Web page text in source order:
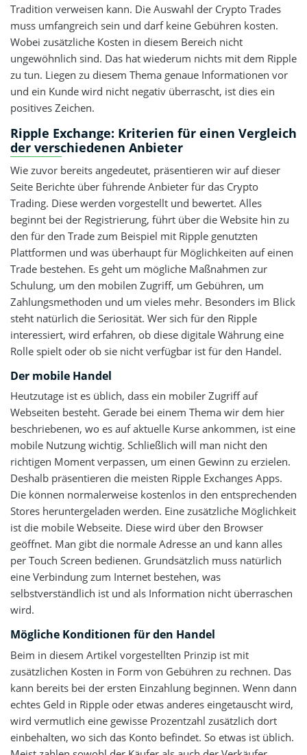
Tradition verweisen kann. Die Auswahl der Crypto Trades
muss umfangreich sein und darf keine Gebühren kosten.
Wobei zusätzliche Kosten in diesem Bereich nicht
ungewöhnlich sind. Das hat wiederum nichts mit dem Ripple
zu tun. Liegen zu diesem Thema genaue Informationen vor
und ein Kunde wird nicht negativ überrascht, ist dies ein
positives Zeichen.
Ripple Exchange: Kriterien für einen Vergleich
der verschiedenen Anbieter
Wie zuvor bereits angedeutet, präsentieren wir auf dieser
Seite Berichte über führende Anbieter für das Crypto
Trading. Diese werden vorgestellt und bewertet. Alles
beginnt bei der Registrierung, führt über die Website hin zu
den für den Trade zum Beispiel mit Ripple genutzten
Plattformen und was überhaupt für Möglichkeiten auf einen
Trade bestehen. Es geht um mögliche Maßnahmen zur
Schulung, um den mobilen Zugriff, um Gebühren, um
Zahlungsmethoden und um vieles mehr. Besonders im Blick
steht natürlich die Seriosität. Wer sich für den Ripple
interessiert, wird erfahren, ob diese digitale Währung eine
Rolle spielt oder ob sie nicht verfügbar ist für den Handel.
Der mobile Handel
Heutzutage ist es üblich, dass ein mobiler Zugriff auf
Webseiten besteht. Gerade bei einem Thema wir dem hier
beschriebenen, wo es auf aktuelle Kurse ankommen, ist eine
mobile Nutzung wichtig. Schließlich will man nicht den
richtigen Moment verpassen, um einen Gewinn zu erzielen.
Deshalb präsentieren die meisten Ripple Exchanges Apps.
Die können normalerweise kostenlos in den entsprechenden
Stores heruntergeladen werden. Eine zusätzliche Möglichkeit
ist die mobile Webseite. Diese wird über den Browser
geöffnet. Man gibt die normale Adresse an und kann alles
per Touch Screen bedienen. Grundsätzlich muss natürlich
eine Verbindung zum Internet bestehen, was
selbstverständlich ist und als Information nicht überraschen
wird.
Mögliche Konditionen für den Handel
Beim in diesem Artikel vorgestellten Prinzip ist mit
zusätzlichen Kosten in Form von Gebühren zu rechnen. Das
kann bereits bei der ersten Einzahlung beginnen. Wenn dann
echtes Geld in Ripple oder etwas anderes eingetauscht wird,
wird vermutlich eine gewisse Prozentzahl zusätzlich dort
einbehalten, wo sich das Konto befindet. So etwas ist üblich.